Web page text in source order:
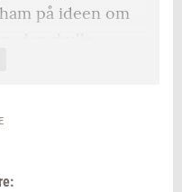
på ideen om
fra
så at satse på